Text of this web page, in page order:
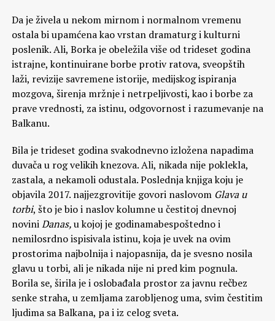
Da je živela u nekom mirnom i normalnom vremenu
ostala bi upamćena kao vrstan dramaturg i kulturni
poslenik. Ali, Borka je obeležila više od trideset godina
istrajne, kontinuirane borbe protiv ratova, sveopštih
laži, revizije savremene istorije, medijskog ispiranja
mozgova, širenja mržnje i netrpeljivosti, kao i borbe za
prave vrednosti, za istinu, odgovornost i razumevanje na
Balkanu.
Bila je trideset godina svakodnevno izložena napadima
duvača u rog velikih knezova. Ali, nikada nije poklekla,
zastala, a nekamoli odustala. Poslednja knjiga koju je
objavila 2017. najjezgrovitije govori naslovom Glava u
torbi, što je bio i naslov kolumne u čestitoj dnevnoj
noviniDanas,u kojoj je godinamabespoštedno i
nemilosrdno ispisivala istinu, koja je uvek na ovim
prostorima najbolnija i najopasnija, da je svesno nosila
glavu u torbi, ali je nikada nije ni pred kim pognula.
Borila se, širila je i oslobađala prostor za javnu rečbez
senke straha, u zemljama zarobljenog uma, svim čestitim
ljudima sa Balkana, pa i iz celog sveta.